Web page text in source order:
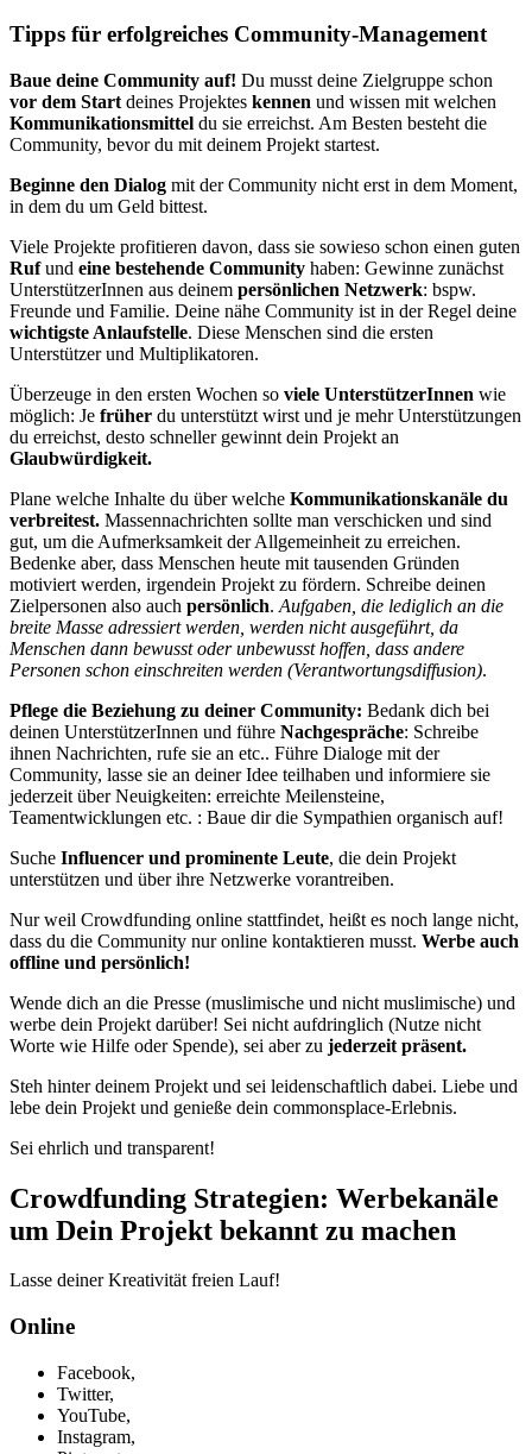
Tipps für erfolgreiches Community-Management
Baue deine Community auf! Du musst deine Zielgruppe schon
vor dem Start deines Projektes kennen und wissen mit welchen
Kommunikationsmittel du sie erreichst. Am Besten besteht die
Community, bevor du mit deinem Projekt startest.
Beginne den Dialog mit der Community nicht erst in dem Moment,
in dem du um Geld bittest.
Viele Projekte profitieren davon, dass sie sowieso schon einen guten
Rufund eine bestehende Community haben: Gewinne zunächst
UnterstützerInnen aus deinem persönlichen Netzwerk: bspw.
Freunde und Familie. Deine nähe Community ist in der Regel deine
wichtigste Anlaufstelle. Diese Menschen sind die ersten
Unterstützer und Multiplikatoren.
Überzeuge in den ersten Wochen so viele UnterstützerInnen wie
möglich: Je früher du unterstützt wirst und je mehr Unterstützungen
du erreichst, desto schneller gewinnt dein Projekt an
Glaubwürdigkeit.
Plane welche Inhalte du über welche Kommunikationskanäle du
verbreitest. Massennachrichten sollte man verschicken und sind
gut, um die Aufmerksamkeit der Allgemeinheit zu erreichen.
Bedenke aber, dass Menschen heute mit tausenden Gründen
motiviert werden, irgendein Projekt zu fördern. Schreibe deinen
Zielpersonen also auch persönlich. Aufgaben, die lediglich an die
breite Masse adressiert werden, werden nicht ausgeführt, da
Menschen dann bewusst oder unbewusst hoffen, dass andere
Personen schon einschreiten werden (Verantwortungsdiffusion).
Pflege die Beziehung zu deiner Community: Bedank dich bei
deinen UnterstützerInnen und führe Nachgespräche: Schreibe
ihnen Nachrichten, rufe sie an etc.. Führe Dialoge mit der
Community, lasse sie an deiner Idee teilhaben und informiere sie
jederzeit über Neuigkeiten: erreichte Meilensteine,
Teamentwicklungen etc. : Baue dir die Sympathien organisch auf!
Suche Influencer und prominente Leute, die dein Projekt
unterstützen und über ihre Netzwerke vorantreiben.
Nur weil Crowdfunding online stattfindet, heißt es noch lange nicht,
dass du die Community nur online kontaktieren musst. Werbe auch
offline und persönlich!
Wende dich an die Presse (muslimische und nicht muslimische) und
werbe dein Projekt darüber! Sei nicht aufdringlich (Nutze nicht
Worte wie Hilfe oder Spende), sei aber zu jederzeit präsent.
Steh hinter deinem Projekt und sei leidenschaftlich dabei. Liebe und
lebe dein Projekt und genieße dein commonsplace-Erlebnis.
Sei ehrlich und transparent!
Crowdfunding Strategien: Werbekanäle
um Dein Projekt bekannt zu machen
Lasse deiner Kreativität freien Lauf!
Online
Facebook,
Twitter,
YouTube,
Instagram,